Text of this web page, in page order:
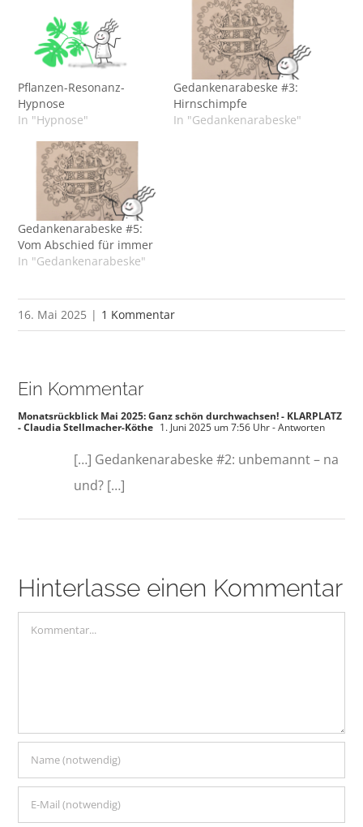
Pflanzen-Resonanz-
Hypnose
In "Hypnose"
Gedankenarabeske #3:
Hirnschimpfe
In "Gedankenarabeske"
Gedankenarabeske #5:
Vom Abschied für immer
In "Gedankenarabeske"
16. Mai 2025 | 1 Kommentar
Ein Kommentar
Monatsrückblick Mai 2025: Ganz schön durchwachsen! - KLARPLATZ
- Claudia Stellmacher-Köthe 1. Juni 2025 um 7:56 Uhr- Antworten
[…] Gedankenarabeske #2: unbemannt – na
und? […]
Hinterlasse einen Kommentar
Kommentar